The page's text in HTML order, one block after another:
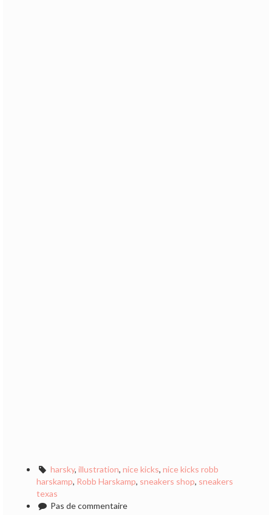
harsky, illustration, nice kicks, nice kicks robb
harskamp, Robb Harskamp, sneakers shop, sneakers
texas
Pas de commentaire